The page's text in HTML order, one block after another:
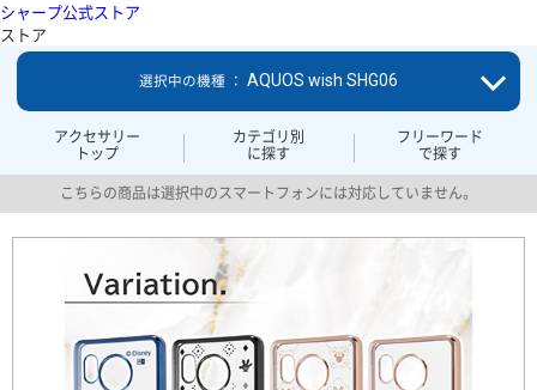
シャープ公式ストア
ストア
アクセサリー
トップ
カテゴリ別
に探す
フリーワード
で探す
選択中の機種 ： AQUOS wish SHG06
こちらの商品は選択中のスマートフォンには対応していません。